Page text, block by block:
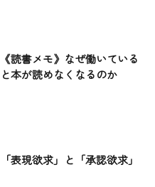
《読書メモ》なぜ働いている
と本が読めなくなるのか
「表現欲求」と「承認欲求」